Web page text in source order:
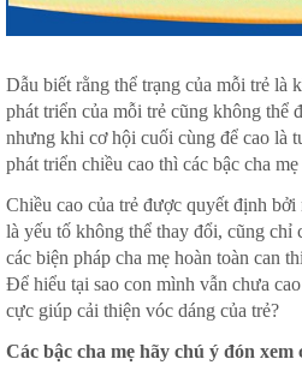
Dẫu biết rằng thể trạng của mỗi trẻ là
phát triển của mỗi trẻ cũng không thể
nhưng khi cơ hội cuối cùng để cao là
phát triển chiều cao thì các bậc cha
Chiều cao của trẻ được quyết định
là yếu tố không thể thay đổi, cũng chỉ
các biện pháp cha mẹ hoàn toàn can
Để hiểu tại sao con mình vẫn chưa
cực giúp cải thiện vóc dáng của trẻ?
Các bậc cha mẹ hãy chú ý đón